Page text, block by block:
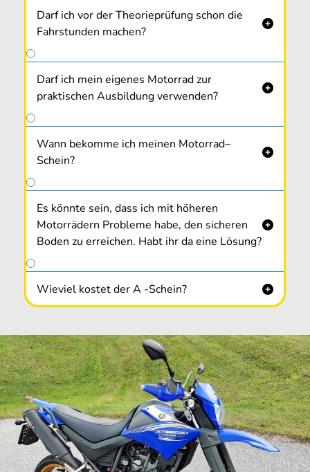
Darf ich vor der Theorieprüfung schon die
Fahrstunden machen?

Darf ich mein eigenes Motorrad zur
praktischen Ausbildung verwenden?

Wann bekomme ich meinen Motorrad–
Schein?

Es könnte sein, dass ich mit höheren
Motorrädern Probleme habe, den sicheren
Boden zu erreichen. Habt ihr da eine Lösung?

Wieviel kostet der A -Schein? 